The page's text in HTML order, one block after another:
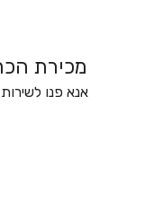
מכירת
אנא פנו